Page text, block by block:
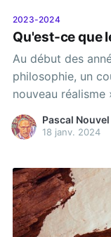
2023-2024
Qu'est-ce que
Au début des
philosophie, un
nouveau
naissance de ce
continuité du
Pascal Nouvel
18 janv. 2024